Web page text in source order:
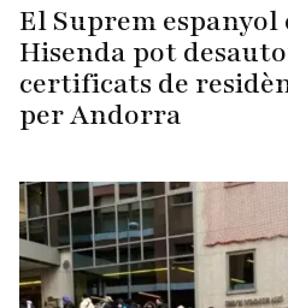
El Suprem espanyol
Hisenda pot
certificats de
per Andorra